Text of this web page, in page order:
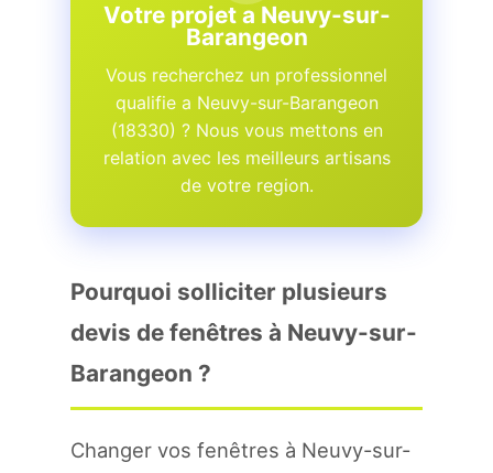
Votre projet a Neuvy-sur-
Barangeon
Vous recherchez un professionnel
qualifie a Neuvy-sur-Barangeon
(18330) ? Nous vous mettons en
relation avec les meilleurs artisans
de votre region.
Pourquoi solliciter plusieurs
devis de fenêtres à Neuvy-sur-
Barangeon ?
Changer vos fenêtres à Neuvy-sur-